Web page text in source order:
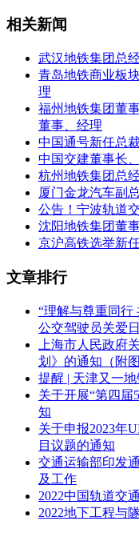
相关新闻
武汉地铁集团总
青岛地铁商业板
理
福州地铁集团董
董事、经理
中国通号新任总
中国交建董事长
杭州地铁集团总
厦门金龙汽车副
公告！宁波轨道
沈阳地铁集团董
京沪高铁选举新
文章排行
“理解与尊重同行
公交驾驶员关爱
上海市人民政府
划》的通知（附图
提醒 | 天津又一地
关于开展“第四届
知
关于申报2023年
目议题的通知
交通运输部印发
及工作
2022中国轨道交
2022地下工程与